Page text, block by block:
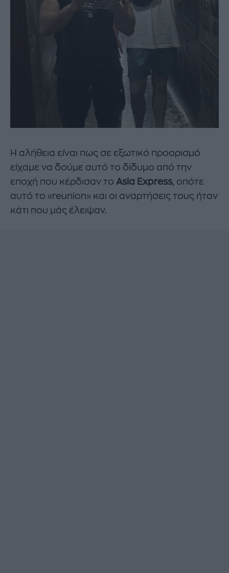
Η αλήθεια είναι πως σε εξωτικό προορισμό
είχαμε να δούμε αυτό το δίδυμο από την
εποχή που κέρδισαν το Asia Express, οπότε
αυτό το «reunion» και οι αναρτήσεις τους ήταν
κάτι που μάς έλειψαν.